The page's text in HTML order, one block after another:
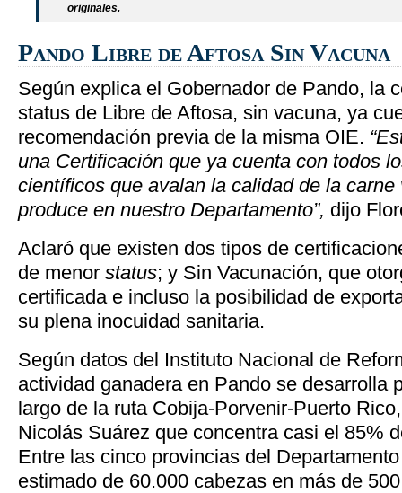
originales.
Pando Libre de Aftosa Sin Vacuna
Según explica el Gobernador de Pando, la
status de Libre de Aftosa, sin vacuna, ya
recomendación previa de la misma OIE.
una Certificación que ya cuenta con todos
científicos que avalan la calidad de la carne
produce en nuestro Departamento”, dijo
Aclaró que existen dos tipos de
de menor status; y Sin Vacunación, que
certificada e incluso la posibilidad de
su plena inocuidad sanitaria.
Según datos del Instituto Nacional de
actividad ganadera en Pando se desarrolla
largo de la ruta Cobija-Porvenir-Puerto
Nicolás Suárez que concentra casi el 85%
Entre las cinco provincias del
estimado de 60.000 cabezas en más de